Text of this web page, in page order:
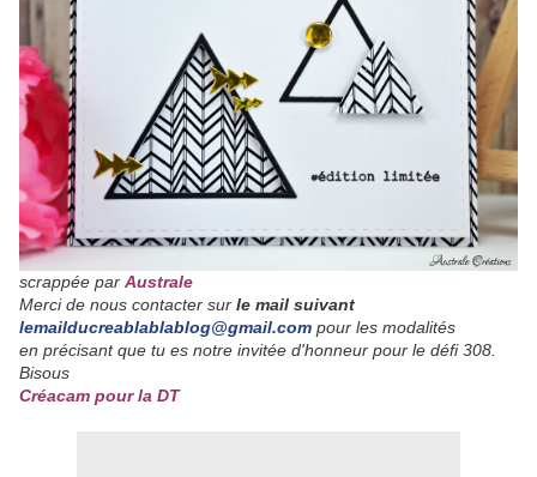
scrappée par Australe
Merci de nous contacter sur le mail suivant
lemailducreablablablog@gmail.com pour les modalités
en précisant que tu es notre invitée d'honneur pour le défi 308.
Bisous
Créacam pour la DT